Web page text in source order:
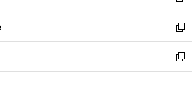
開
く
ウ
で
開
く
ン
ド
ウ
で
開
ウ
ィ
ン
ド
ウ
し
い
ウ
ィ
ン
新
し
い
ウ
新
し